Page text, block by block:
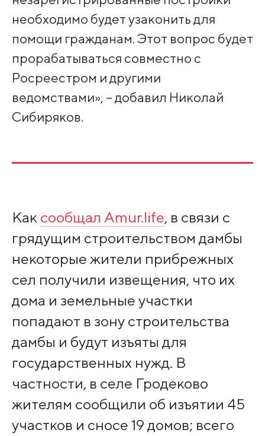
необходимо будет узаконить для
помощи гражданам. Этот вопрос будет
прорабатываться совместно с
Росреестром и другими
ведомствами», – добавил Николай
Сибиряков.
Как сообщал Amur.life, в связи с
грядущим строительством дамбы
некоторые жители прибрежных
сел получили извещения, что их
дома и земельные участки
попадают в зону строительства
дамбы и будут изъяты для
государственных нужд. В
частности, в селе Гродеково
жителям сообщили об изъятии 45
участков и сносе 19 домов; всего